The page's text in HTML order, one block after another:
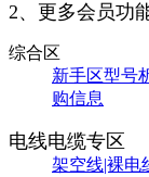
2、更多会员功能
综合区
新手区型号
购信息
电线电缆专区
架空线|裸电